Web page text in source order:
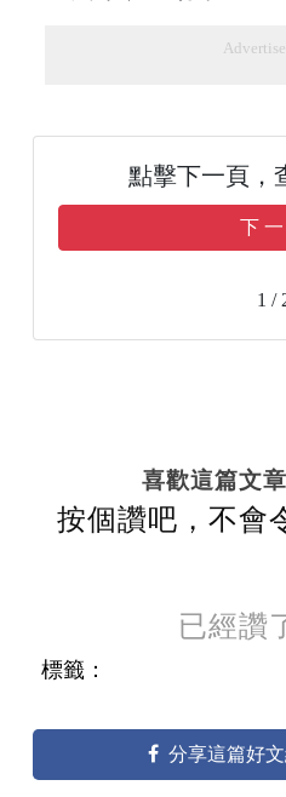
點擊下一頁，
下
1 /
喜歡這篇文
按個讚吧，不會
已經讚
標籤：
分享這篇好文